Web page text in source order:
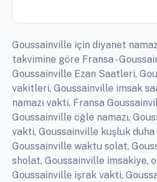
Goussainville için diyanet
takvimine göre Fransa -
Goussainville Ezan Saatleri,
vakitleri, Goussainville imsak
namazı vakti, Fransa
Goussainville öğle namazı,
vakti, Goussainville kuşluk duha
Goussainville waktu solat,
sholat, Goussainville imsakiye,
Goussainville işrak vakti,